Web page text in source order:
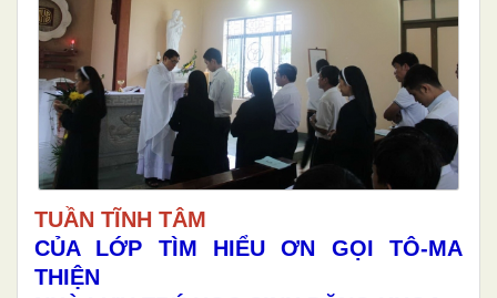
TUẦN TĨNH TÂM
CỦA LỚP TÌM HIỂU ƠN GỌI TÔ-MA
THIỆN